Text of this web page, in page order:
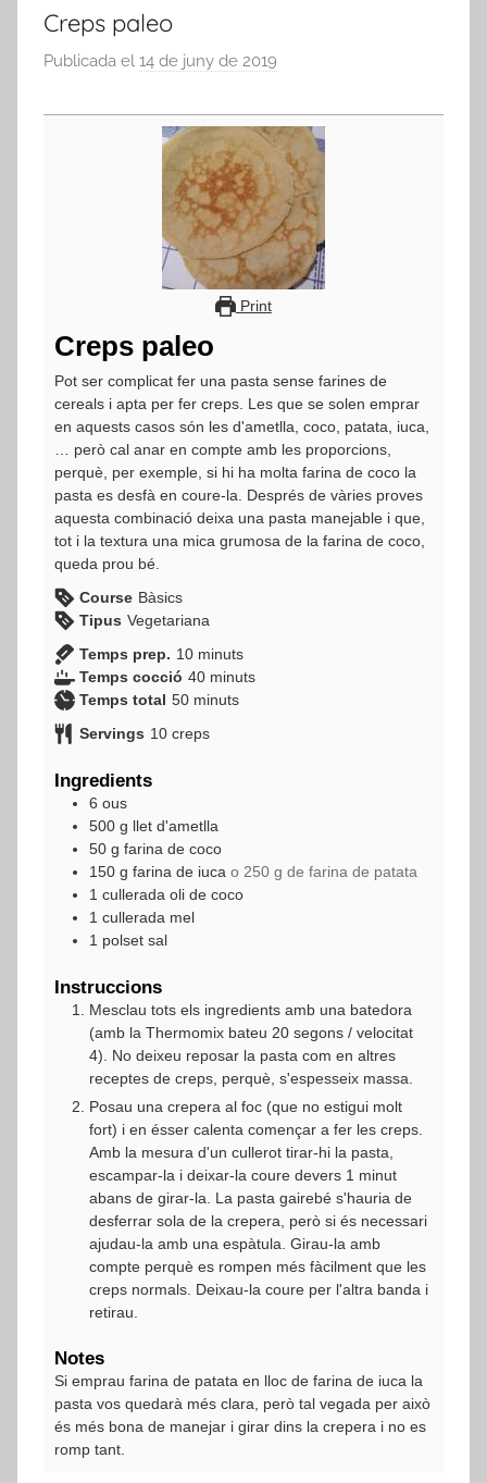
Creps paleo
Publicada el 14 de juny de 2019
r
m
i
n
Print
Creps paleo
Pot ser complicat fer una pasta sense farines de
cereals i apta per fer creps. Les que se solen emprar
en aquests casos són les d'ametlla, coco, patata, iuca,
… però cal anar en compte amb les proporcions,
perquè, per exemple, si hi ha molta farina de coco la
pasta es desfà en coure-la. Després de vàries proves
aquesta combinació deixa una pasta manejable i que,
tot i la textura una mica grumosa de la farina de coco,
queda prou bé.
Course Bàsics
Tipus Vegetariana
Temps prep. 10minuts
minuts
Temps cocció 40minuts
minuts
Temps total 50minuts
minuts
Servings 10 creps
Ingredients
6 ous
500 g llet d'ametlla
50 g farina de coco
150 g farina de iuca o 250 g de farina de patata
1 cullerada oli de coco
1 cullerada mel
1 polset sal
Instruccions
Mesclau tots els ingredients amb una batedora
(amb la Thermomix bateu 20 segons / velocitat
4). No deixeu reposar la pasta com en altres
receptes de creps, perquè, s'espesseix massa.
Posau una crepera al foc (que no estigui molt
fort) i en ésser calenta començar a fer les creps.
Amb la mesura d'un cullerot tirar-hi la pasta,
escampar-la i deixar-la coure devers 1 minut
abans de girar-la. La pasta gairebé s'hauria de
desferrar sola de la crepera, però si és necessari
ajudau-la amb una espàtula. Girau-la amb
compte perquè es rompen més fàcilment que les
creps normals. Deixau-la coure per l'altra banda i
retirau.
Notes
Si emprau farina de patata en lloc de farina de iuca la
pasta vos quedarà més clara, però tal vegada per això
és més bona de manejar i girar dins la crepera i no es
romp tant.